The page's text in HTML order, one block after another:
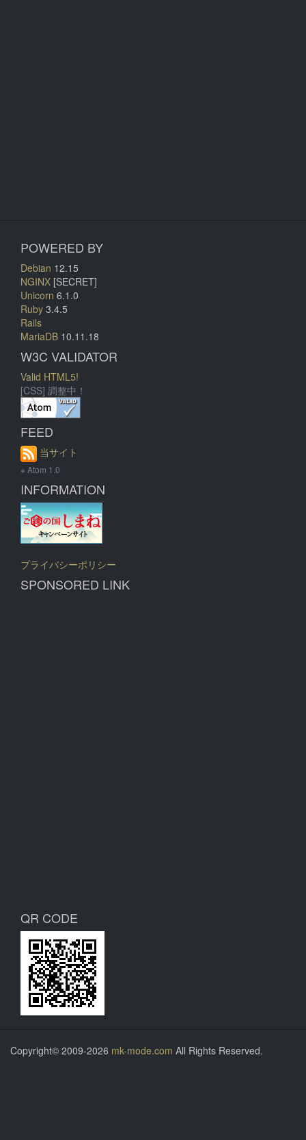
POWERED BY
Debian 12.15
NGINX [SECRET]
Unicorn 6.1.0
Ruby 3.4.5
Rails
MariaDB 10.11.18
W3C VALIDATOR
Valid HTML5!
[CSS] 調整中！
FEED
当サイト
※ Atom 1.0
INFORMATION
プライバシーポリシー
SPONSORED LINK
QR CODE
Copyright© 2009-2026 mk-mode.com All Rights Reserved.